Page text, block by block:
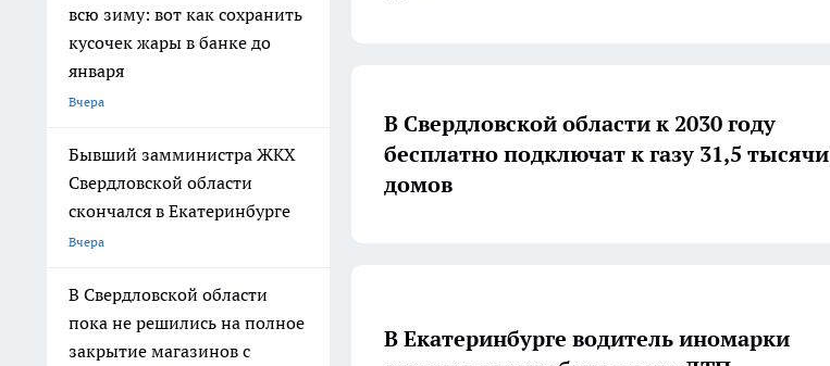
всю зиму: вот как сохранить
кусочек жары в банке до
января
Вчера
Бывший замминистра ЖКХ
Свердловской области
скончался в Екатеринбурге
Вчера
В Свердловской области
пока не решились на полное
закрытие магазинов с
В Свердловской области к 2030 году
бесплатно подключат к газу 31,5 тысячи
домов
В Екатеринбурге водитель иномарки